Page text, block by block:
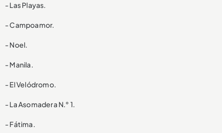
- Las Playas.
- Campoamor.
- Noel.
- Manila.
- El Velódromo.
- La Asomadera N.° 1.
- Fátima.